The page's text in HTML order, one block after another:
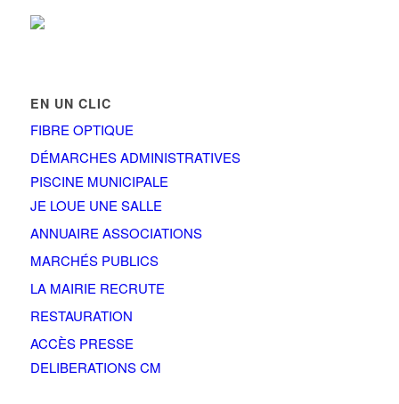
EN UN CLIC
FIBRE OPTIQUE
DÉMARCHES ADMINISTRATIVES
PISCINE MUNICIPALE
JE LOUE UNE SALLE
ANNUAIRE ASSOCIATIONS
MARCHÉS PUBLICS
LA MAIRIE RECRUTE
RESTAURATION
ACCÈS PRESSE
DELIBERATIONS CM